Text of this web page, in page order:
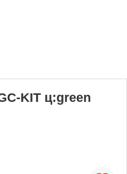
KIT ц:green